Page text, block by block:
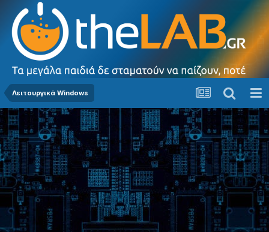
Λειτουργικά Windows